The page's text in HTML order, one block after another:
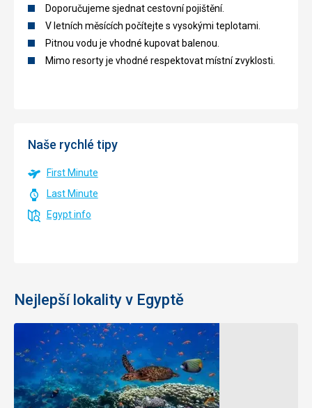
Doporučujeme sjednat cestovní pojištění.
V letních měsících počítejte s vysokými teplotami.
Pitnou vodu je vhodné kupovat balenou.
Mimo resorty je vhodné respektovat místní zvyklosti.
Naše rychlé tipy
First Minute
Last Minute
Egypt info
Nejlepší lokality v Egyptě
Marsa
Matrouh
Káhira
Je hlavním